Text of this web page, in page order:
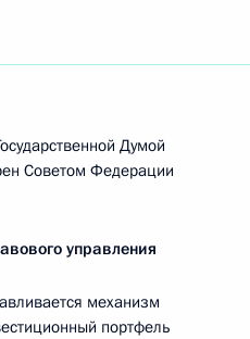
Думой
Советом Федерации
управления
механизм
портфель